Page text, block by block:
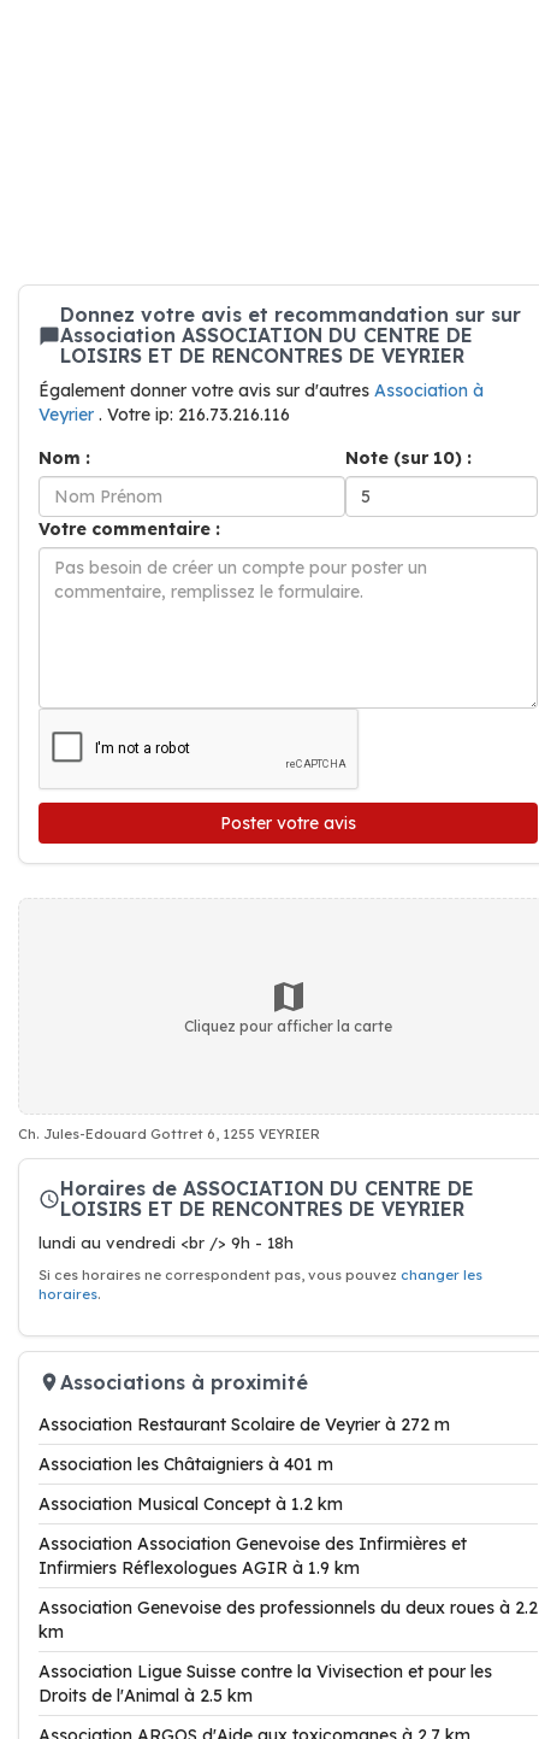
Donnez votre avis et recommandation sur sur
Association ASSOCIATION DU CENTRE DE
LOISIRS ET DE RENCONTRES DE VEYRIER
Également donner votre avis sur d'autres Association à
Veyrier . Votre ip: 216.73.216.116
Nom :
Note (sur 10) :
Votre commentaire :
Poster votre avis
Cliquez pour afficher la carte
Ch. Jules-Edouard Gottret 6, 1255 VEYRIER
Horaires de ASSOCIATION DU CENTRE DE
LOISIRS ET DE RENCONTRES DE VEYRIER
lundi au vendredi <br /> 9h - 18h
Si ces horaires ne correspondent pas, vous pouvez changer les
horaires.
Associations à proximité
Association Restaurant Scolaire de Veyrier à 272 m
Association les Châtaigniers à 401 m
Association Musical Concept à 1.2 km
Association Association Genevoise des Infirmières et
Infirmiers Réflexologues AGIR à 1.9 km
Association Genevoise des professionnels du deux roues à 2.2
km
Association Ligue Suisse contre la Vivisection et pour les
Droits de l'Animal à 2.5 km